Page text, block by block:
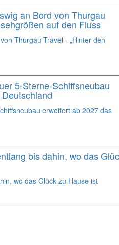
an Bord von Thurgau
auf den Fluss
Thurgau Travel - „Hinter den
5-Sterne-Schiffsneubau
erweitert ab 2027 das
bis dahin, wo das
wo das Glück zu Hause ist